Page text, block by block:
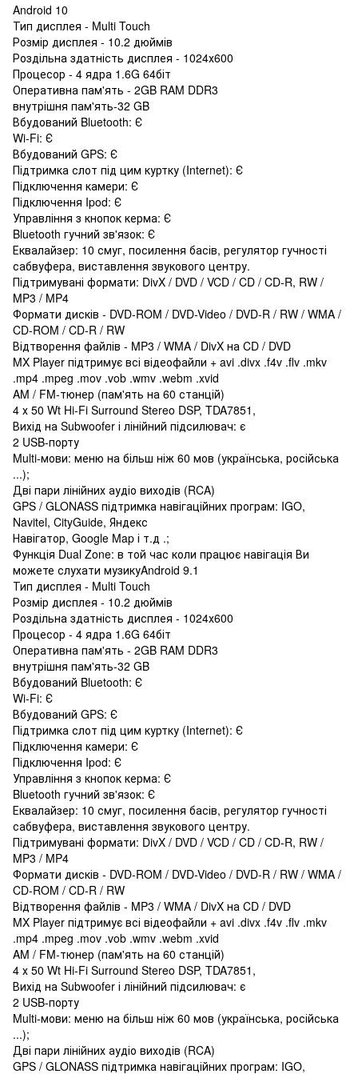
Android 10
Тип дисплея - Multi Touch
Розмір дисплея - 10.2 дюймів
Роздільна здатність дисплея - 1024х600
Процесор - 4 ядра 1.6G 64біт
Оперативна пам'ять - 2GB RAM DDR3
внутрішня пам'ять-32 GB
Вбудований Bluetooth: Є
Wi-Fi: Є
Вбудований GPS: Є
Підтримка слот під цим куртку (Internet): Є
Підключення камери: Є
Підключення Ipod: Є
Управління з кнопок керма: Є
Bluetooth гучний зв'язок: Є
Еквалайзер: 10 смуг, посилення басів, регулятор гучності
сабвуфера, виставлення звукового центру.
Підтримувані формати: DivX / DVD / VCD / CD / CD-R, RW /
MP3 / MP4
Формати дисків - DVD-ROM / DVD-Video / DVD-R / RW / WMA /
CD-ROM / CD-R / RW
Відтворення файлів - MP3 / WMA / DivX на CD / DVD
MX Player підтримує всі відеофайли + avi .divx .f4v .flv .mkv
.mp4 .mpeg .mov .vob .wmv .webm .xvid
AM / FM-тюнер (пам'ять на 60 станцій)
4 х 50 Wt Hi-Fi Surround Stereo DSP, TDA7851,
Вихід на Subwoofer і лінійний підсилювач: є
2 USB-порту
Multi-мови: меню на більш ніж 60 мов (українська, російська
...);
Дві пари лінійних аудіо виходів (RCA)
GPS / GLONASS підтримка навігаційних програм: IGO,
Navitel, CityGuide, Яндекс
Навігатор, Google Map і т.д .;
Функція Dual Zone: в той час коли працює навігація Ви
можете слухати музикуAndroid 9.1
Тип дисплея - Multi Touch
Розмір дисплея - 10.2 дюймів
Роздільна здатність дисплея - 1024х600
Процесор - 4 ядра 1.6G 64біт
Оперативна пам'ять - 2GB RAM DDR3
внутрішня пам'ять-32 GB
Вбудований Bluetooth: Є
Wi-Fi: Є
Вбудований GPS: Є
Підтримка слот під цим куртку (Internet): Є
Підключення камери: Є
Підключення Ipod: Є
Управління з кнопок керма: Є
Bluetooth гучний зв'язок: Є
Еквалайзер: 10 смуг, посилення басів, регулятор гучності
сабвуфера, виставлення звукового центру.
Підтримувані формати: DivX / DVD / VCD / CD / CD-R, RW /
MP3 / MP4
Формати дисків - DVD-ROM / DVD-Video / DVD-R / RW / WMA /
CD-ROM / CD-R / RW
Відтворення файлів - MP3 / WMA / DivX на CD / DVD
MX Player підтримує всі відеофайли + avi .divx .f4v .flv .mkv
.mp4 .mpeg .mov .vob .wmv .webm .xvid
AM / FM-тюнер (пам'ять на 60 станцій)
4 х 50 Wt Hi-Fi Surround Stereo DSP, TDA7851,
Вихід на Subwoofer і лінійний підсилювач: є
2 USB-порту
Multi-мови: меню на більш ніж 60 мов (українська, російська
...);
Дві пари лінійних аудіо виходів (RCA)
GPS / GLONASS підтримка навігаційних програм: IGO,